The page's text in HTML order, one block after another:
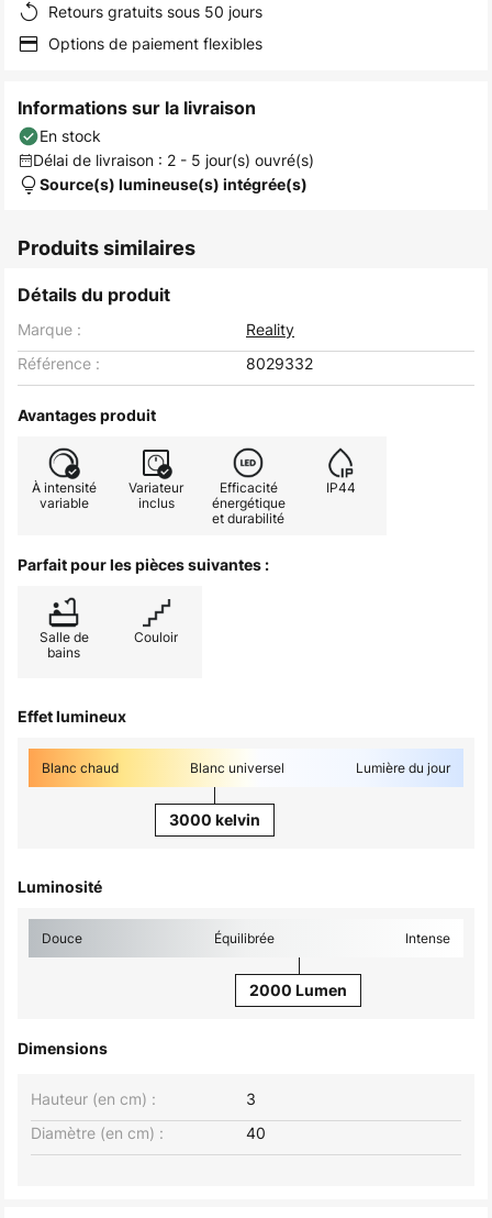
Retours gratuits sous 50 jours
Options de paiement flexibles
Informations sur la livraison
En stock
Délai de livraison : 2 - 5 jour(s) ouvré(s)
Source(s) lumineuse(s) intégrée(s)
Produits similaires
Détails du produit
Marque :
Reality
Référence :
8029332
Avantages produit
À intensité
variable
Variateur
inclus
Efficacité
énergétique
et durabilité
IP44
Parfait pour les pièces suivantes :
Salle de
bains
Couloir
Effet lumineux
Blanc chaud Blanc universel Lumière du jour
3000 kelvin
Luminosité
Douce Équilibrée Intense
2000 Lumen
Dimensions
Hauteur (en cm) :
3
Diamètre (en cm) :
40